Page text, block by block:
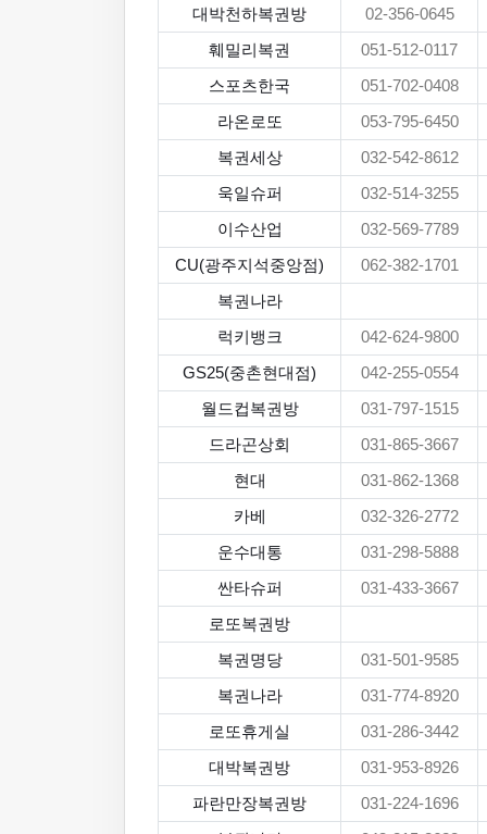
대박천하복권방 02-356-0645
훼밀리복권 051-512-0117
스포츠한국 051-702-0408
라온로또 053-795-6450
복권세상 032-542-8612
욱일슈퍼 032-514-3255
이수산업 032-569-7789
CU(광주지석중앙점) 062-382-1701
복권나라
럭키뱅크 042-624-9800
GS25(중촌현대점) 042-255-0554
월드컵복권방 031-797-1515
드라곤상회 031-865-3667
현대 031-862-1368
카베 032-326-2772
운수대통 031-298-5888
싼타슈퍼 031-433-3667
로또복권방
복권명당 031-501-9585
복권나라 031-774-8920
로또휴게실 031-286-3442
대박복권방 031-953-8926
파란만장복권방 031-224-1696